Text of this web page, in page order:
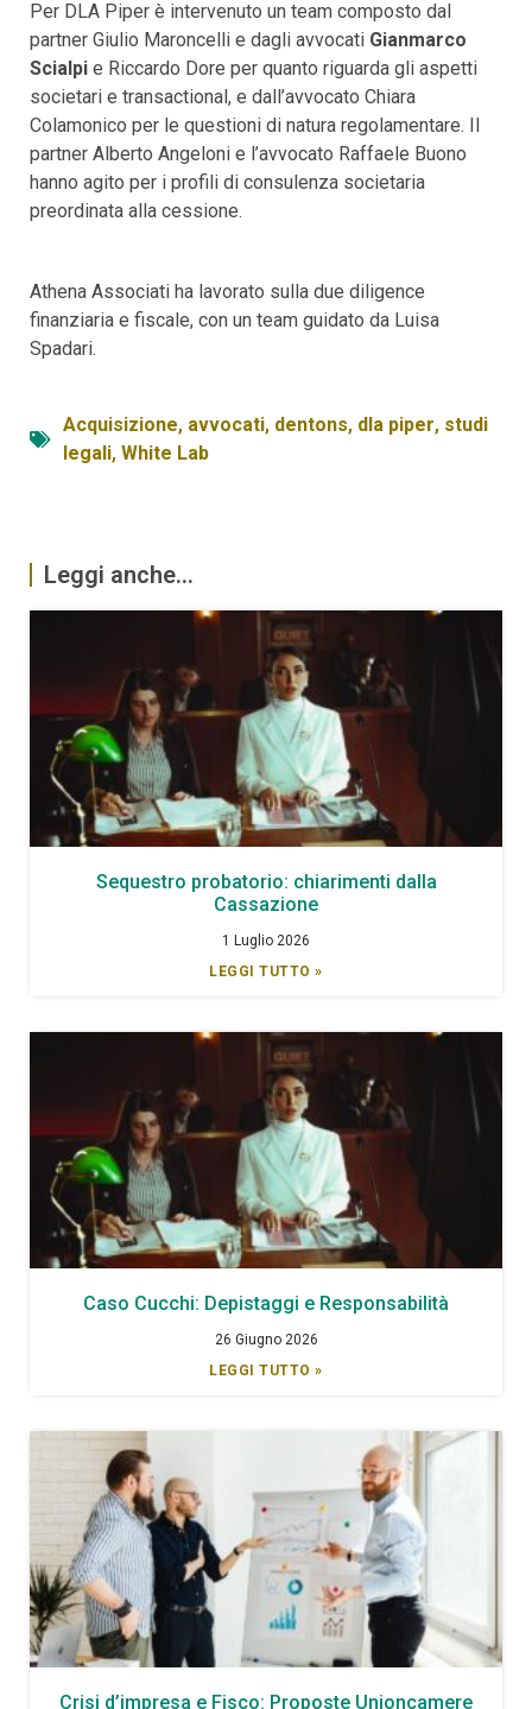
Per DLA Piper è intervenuto un team composto dal
partner Giulio Maroncelli e dagli avvocati Gianmarco
Scialpi e Riccardo Dore per quanto riguarda gli aspetti
societari e transactional, e dall’avvocato Chiara
Colamonico per le questioni di natura regolamentare. Il
partner Alberto Angeloni e l’avvocato Raffaele Buono
hanno agito per i profili di consulenza societaria
preordinata alla cessione.
Athena Associati ha lavorato sulla due diligence
finanziaria e fiscale, con un team guidato da Luisa
Spadari.
Acquisizione, avvocati, dentons, dla piper, studi
legali, White Lab
Leggi anche...
Sequestro probatorio: chiarimenti dalla
Cassazione
1 Luglio 2026
LEGGI TUTTO »
Caso Cucchi: Depistaggi e Responsabilità
26 Giugno 2026
LEGGI TUTTO »
Crisi d’impresa e Fisco: Proposte Unioncamere